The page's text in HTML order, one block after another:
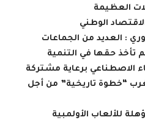
العظيمة
الوطني
: العديد من الجماعات
تأخذ حقها في التنمية
الاصطناعي برعاية مشتركة
“خطوة تاريخية” من أجل
للألعاب الأولمبية